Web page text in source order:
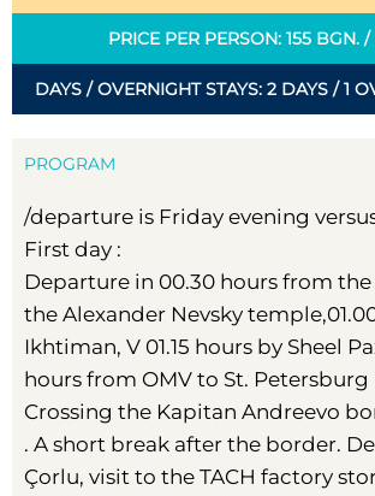
PRICE PER PERSON: 155 BGN.
DAYS / OVERNIGHT STAYS: 2 DAYS / 1
PROGRAM
/departure is Friday evening
First day :
Departure in 00.30 hours from
the Alexander Nevsky
Ikhtiman, V 01.15 hours by Sheel
hours from OMV to St. Petersburg
Crossing the Kapitan Andreevo
. A short break after the border.
Çorlu, visit to the TACH factory